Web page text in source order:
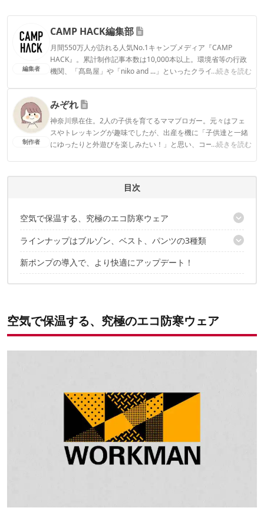
編集者
CAMP HACK編集部
月間550万人が訪れる人気No.1キャンプメディア『CAMP
HACK』。累計制作記事本数は10,000本以上。環境省等の行政
機関、「髙島屋」や「niko and ...」といったクライアントとの
...続きを読む
CAMP HACK編集部のプロフィール
制作者
みぞれ
神奈川県在住。2人の子供を育てるママブロガー。元々はフェ
スやトレッキングが趣味でしたが、出産を機に「子供達と一緒
にゆったりと外遊びを楽しみたい！」と思い、コールマンの2
...続きを読む
目次
空気で保温する、究極のエコ防寒ウェア
ワークマンがイチオシする「ポンプウェア」とは
なんでエコなの？
ラインナップはブルゾン、ベスト、パンツの3種類
ポンプウェアを上下セットで着ると寝袋の代わりに
新ポンプの導入で、より快適にアップデート！
空気で保温する、究極のエコ防寒ウェア